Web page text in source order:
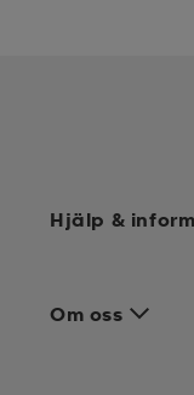
Hjälp &
Om oss